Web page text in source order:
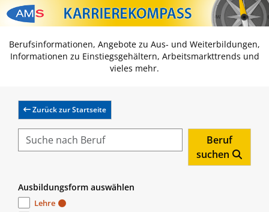
Zum Inhalt springen
Zum Navmenü springen
Zur Suche springen
Zur Footer springen
Berufsinformationen, Angebote zu Aus- und Weiterbildungen,
Informationen zu Einstiegsgehältern, Arbeitsmarkttrends und
vieles mehr.
Zurück zur Startseite
Beruf
suchen
Ausbildungsform auswählen
Lehre